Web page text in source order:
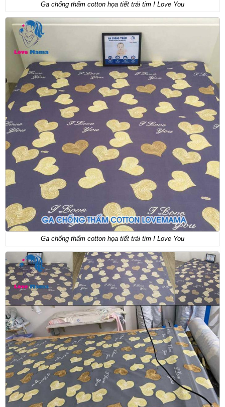
Ga chống thấm cotton họa tiết trái tim I Love You
Ga chống thấm cotton họa tiết trái tim I Love You